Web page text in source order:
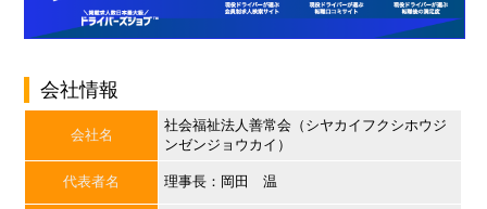
会社情報
会社名
社会福祉法人善常会（シヤカイフクシホウジ
ンゼンジョウカイ）
代表者名 理事長：岡田 温